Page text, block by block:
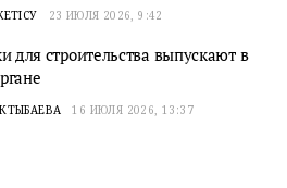
23 ИЮЛЯ 2026, 9:42
для строительства выпускают в
16 ИЮЛЯ 2026, 13:37